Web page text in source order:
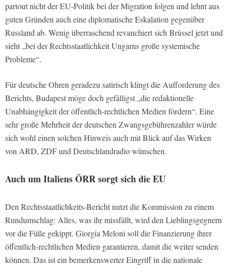
partout nicht der EU-Politik bei der Migration folgen und lehnt aus
guten Gründen auch eine diplomatische Eskalation gegenüber
Russland ab. Wenig überraschend revanchiert sich Brüssel jetzt und
sieht „bei der Rechtsstaatlichkeit Ungarns große systemische
Probleme“.
Für deutsche Ohren geradezu satirisch klingt die Aufforderung des
Berichts, Budapest möge doch gefälligst „die redaktionelle
Unabhängigkeit der öffentlich-rechtlichen Medien fördern“. Eine
sehr große Mehrheit der deutschen Zwangsgebührenzahler würde
sich wohl einen solchen Hinweis auch mit Blick auf das Wirken
von ARD, ZDF und Deutschlandradio wünschen.
Auch um Italiens ÖRR sorgt sich die EU
Den Rechtsstaatlichkeits-Bericht nutzt die Kommission zu einem
Rundumschlag: Alles, was ihr missfällt, wird den Lieblingsgegnern
vor die Füße gekippt. Giorgia Meloni soll die Finanzierung ihrer
öffentlich-rechtlichen Medien garantieren, damit die weiter senden
können. Das ist ein bemerkenswerter Eingriff in die nationale